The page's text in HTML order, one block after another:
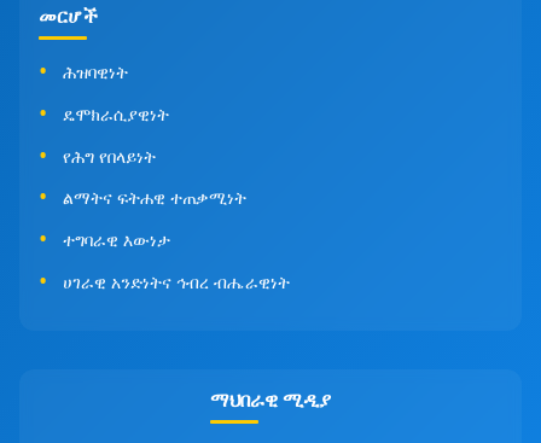
መርሆች
ሕዝባዊነት
ዴሞክራሲያዊነት
የሕግ የበላይነት
ልማትና ፍትሐዊ ተጠቃሚነት
ተግባራዊ እውነታ
ሀገራዊ አንድነትና ኅብረ ብሔራዊነት
ማህበራዊ ሚዲያ